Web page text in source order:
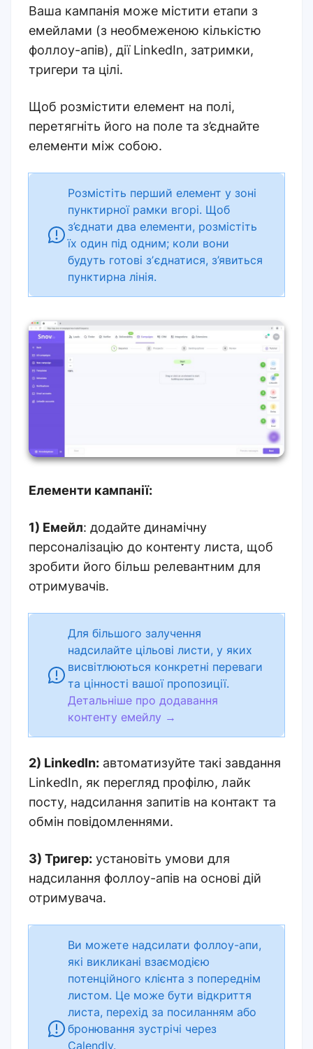
Ваша кампанія може містити етапи з
емейлами (з необмеженою кількістю
фоллоу-апів), дії LinkedIn, затримки,
тригери та цілі.
Щоб розмістити елемент на полі,
перетягніть його на поле та з’єднайте
елементи між собою.
Розмістіть перший елемент у зоні
пунктирної рамки вгорі. Щоб
з’єднати два елементи, розмістіть
їх один під одним; коли вони
будуть готові зʼєднатися, з’явиться
пунктирна лінія.
Елементи кампанії:
1) Емейл: додайте динамічну
персоналізацію до контенту листа, щоб
зробити його більш релевантним для
отримувачів.
Для більшого залучення
надсилайте цільові листи, у яких
висвітлюються конкретні переваги
та цінності вашої пропозиції.
Детальніше про додавання
контенту емейлу →
2) LinkedIn: автоматизуйте такі завдання
LinkedIn, як перегляд профілю, лайк
посту, надсилання запитів на контакт та
обмін повідомленнями.
3) Тригер: установіть умови для
надсилання фоллоу-апів на основі дій
отримувача.
Ви можете надсилати фоллоу-апи,
які викликані взаємодією
потенційного клієнта з попереднім
листом. Це може бути відкриття
листа, перехід за посиланням або
бронювання зустрічі через
Calendly.